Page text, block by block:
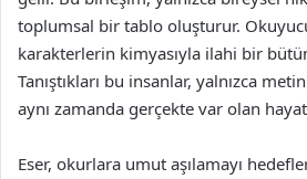
toplumsal bir tablo oluşturur.
karakterlerin kimyasıyla ilahi bir
Tanıştıkları bu insanlar, yalnızca
aynı zamanda gerçekte var olan
Eser, okurlara umut aşılamayı